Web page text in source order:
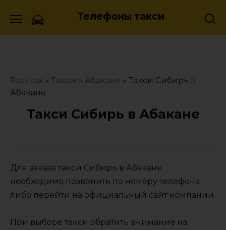
Телефоны такси
Главная » Такси в Абакане » Такси Сибирь в
Абакане
Такси Сибирь в Абакане
Для заказа такси Сибирь в Абакане
необходимо позвонить по номеру телефона
либо перейти на официальный сайт компании.
При выборе такси обратить внимание на